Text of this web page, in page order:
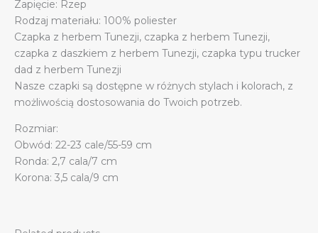
Zapięcie: Rzep
Rodzaj materiału: 100% poliester
Czapka z herbem Tunezji, czapka z herbem Tunezji,
czapka z daszkiem z herbem Tunezji, czapka typu trucker
dad z herbem Tunezji
Nasze czapki są dostępne w różnych stylach i kolorach, z
możliwością dostosowania do Twoich potrzeb.
Rozmiar:
Obwód: 22-23 cale/55-59 cm
Ronda: 2,7 cala/7 cm
Korona: 3,5 cala/9 cm